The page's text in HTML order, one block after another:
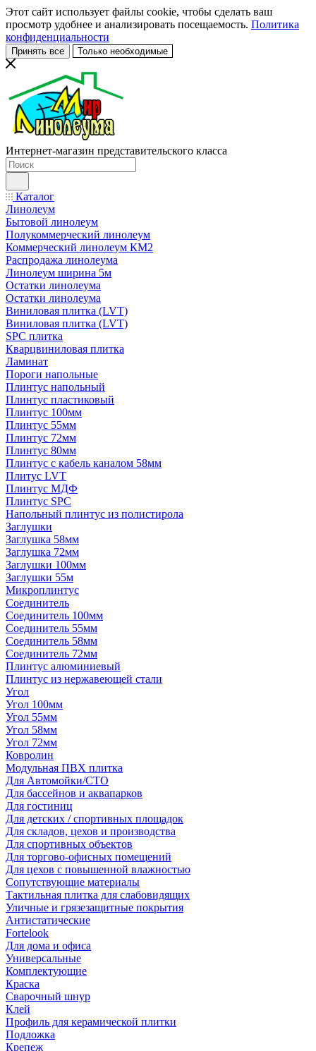
Этот сайт использует файлы cookie, чтобы сделать ваш
просмотр удобнее и анализировать посещаемость. Политика
конфиденциальности
Принять все Только необходимые
Интернет-магазин представительского класса
Каталог
Линолеум
Бытовой линолеум
Полукоммерческий линолеум
Коммерческий линолеум КМ2
Распродажа линолеума
Линолеум ширина 5м
Остатки линолеума
Остатки линолеума
Виниловая плитка (LVT)
Виниловая плитка (LVT)
SPC плитка
Кварцвиниловая плитка
Ламинат
Пороги напольные
Плинтус напольный
Плинтус пластиковый
Плинтус 100мм
Плинтус 55мм
Плинтус 72мм
Плинтус 80мм
Плинтус с кабель каналом 58мм
Плитус LVT
Плинтус МДФ
Плинтус SPC
Напольный плинтус из полистирола
Заглушки
Заглушка 58мм
Заглушка 72мм
Заглушки 100мм
Заглушки 55м
Микроплинтус
Соединитель
Соединитель 100мм
Соединитель 55мм
Соединитель 58мм
Соединитель 72мм
Плинтус алюминиевый
Плинтус из нержавеющей стали
Угол
Угол 100мм
Угол 55мм
Угол 58мм
Угол 72мм
Ковролин
Модульная ПВХ плитка
Для Автомойки/СТО
Для бассейнов и аквапарков
Для гостиниц
Для детских / спортивных площадок
Для складов, цехов и производства
Для спортивных объектов
Для торгово-офисных помещений
Для цехов с повышенной влажностью
Сопутствующие материалы
Тактильная плитка для слабовидящих
Уличные и грязезащитные покрытия
Антистатические
Fortelook
Для дома и офиса
Универсальные
Комплектующие
Краска
Сварочный шнур
Клей
Профиль для керамической плитки
Подложка
Крепеж